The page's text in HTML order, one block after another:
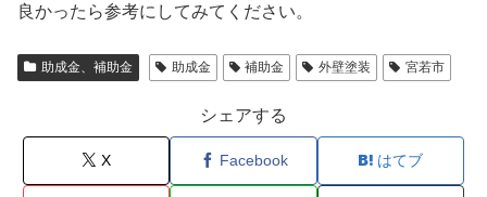
良かったら参考にしてみてください。
助成金、補助金 助成金 補助金 外壁塗装 宮若市
シェアする
X Facebook はてブ